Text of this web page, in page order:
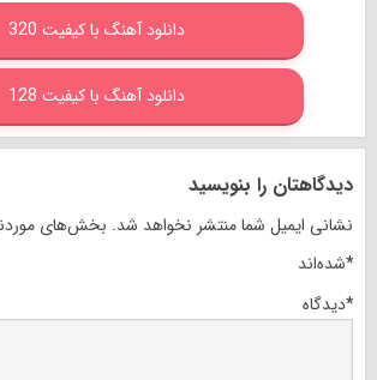
دانلود آهنگ با کیفیت 320
دانلود آهنگ با کیفیت 128
دیدگاهتان را بنویسید
نشانی ایمیل شما منتشر نخواهد شد. بخش‌های
شده‌اند*
دیدگاه*